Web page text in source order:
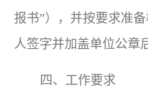
报书”），并按要求准
人签字并加盖单位公章
四、工作要求